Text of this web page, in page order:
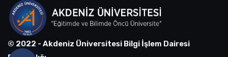
© 2022 - Akdeniz Üniversitesi Bilgi İşlem Dairesi